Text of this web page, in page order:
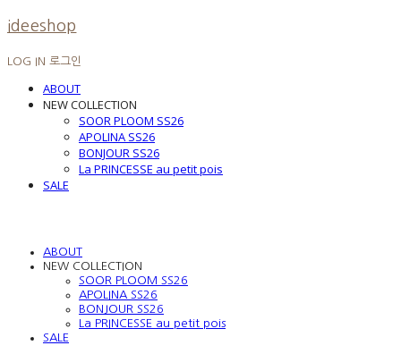
ideeshop
LOG IN 로그인
ABOUT
NEW COLLECTION
SOOR PLOOM SS26
APOLINA SS26
BONJOUR SS26
La PRINCESSE au petit pois
SALE
ABOUT
NEW COLLECTION
SOOR PLOOM SS26
APOLINA SS26
BONJOUR SS26
La PRINCESSE au petit pois
SALE